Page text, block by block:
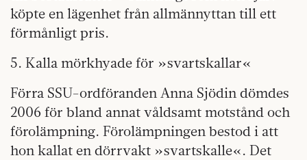
köpte en lägenhet från allmännyttan till ett
förmånligt pris.
5. Kalla mörkhyade för »svartskallar«
Förra SSU-ordföranden Anna Sjödin dömdes
2006 för bland annat våldsamt motstånd och
förolämpning. Förolämpningen bestod i att
hon kallat en dörrvakt »svartskalle«. Det